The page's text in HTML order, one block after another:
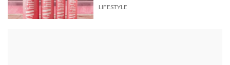
LIFESTYLE